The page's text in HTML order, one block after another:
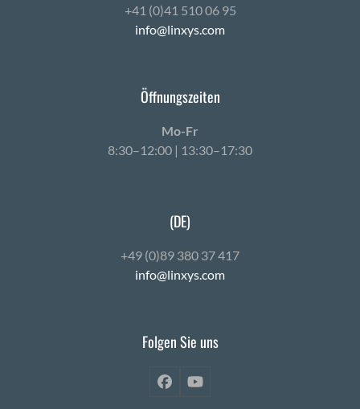
+41 (0)41 510 06 95
info@linxys.com
Öffnungszeiten
Mo-Fr
8:30–12:00 | 13:30–17:30
(DE)
+49 (0)89 380 37 417
info@linxys.com
Folgen Sie uns
FacebookYouTube